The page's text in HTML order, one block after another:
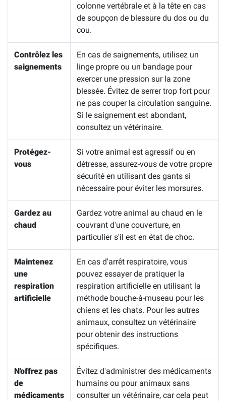
colonne vertébrale et à la tête en cas
de soupçon de blessure du dos ou du
cou.
Contrôlez les
saignements
En cas de saignements, utilisez un
linge propre ou un bandage pour
exercer une pression sur la zone
blessée. Évitez de serrer trop fort pour
ne pas couper la circulation sanguine.
Si le saignement est abondant,
consultez un vétérinaire.
Protégez-
vous
Si votre animal est agressif ou en
détresse, assurez-vous de votre propre
sécurité en utilisant des gants si
nécessaire pour éviter les morsures.
Gardez au
chaud
Gardez votre animal au chaud en le
couvrant d'une couverture, en
particulier s'il est en état de choc.
Maintenez
une
respiration
artificielle
En cas d'arrêt respiratoire, vous
pouvez essayer de pratiquer la
respiration artificielle en utilisant la
méthode bouche-à-museau pour les
chiens et les chats. Pour les autres
animaux, consultez un vétérinaire
pour obtenir des instructions
spécifiques.
N'offrez pas
de
médicaments
Évitez d'administrer des médicaments
humains ou pour animaux sans
consulter un vétérinaire, car cela peut